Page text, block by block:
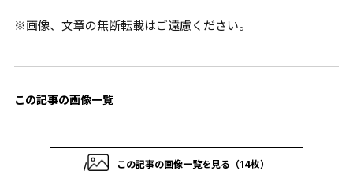
※画像、文章の無断転載はご遠慮ください。
この記事の画像一覧
この記事の画像一覧を見る（14枚）